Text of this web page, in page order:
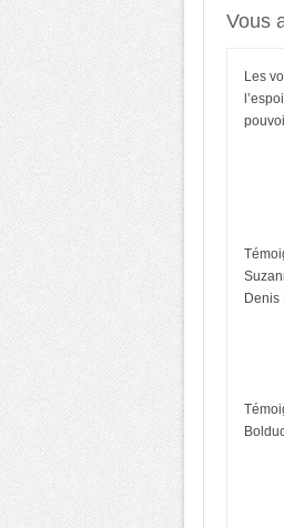
Vous
Les
Denis